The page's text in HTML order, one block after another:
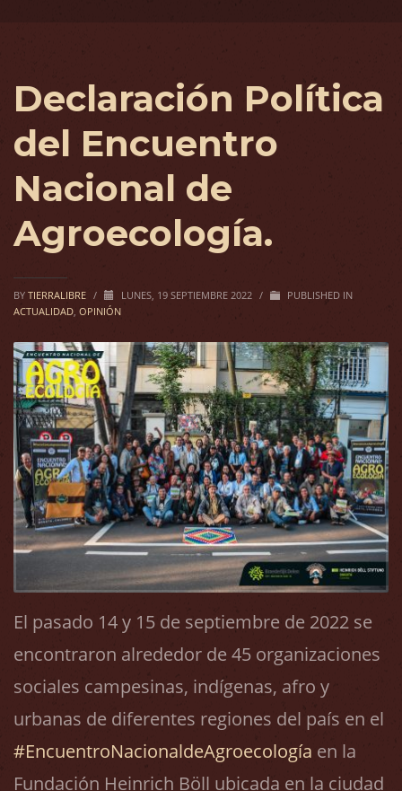
Declaración Política
del Encuentro
Nacional de
Agroecología.
BY TIERRALIBRE / LUNES, 19 SEPTIEMBRE 2022 /
PUBLISHED IN
ACTUALIDAD, OPINIÓN
El pasado 14 y 15 de septiembre de 2022 se
encontraron alrededor de 45 organizaciones
sociales campesinas, indígenas, afro y
urbanas de diferentes regiones del país en el
#EncuentroNacionaldeAgroecología en la
Fundación Heinrich Böll ubicada en la ciudad